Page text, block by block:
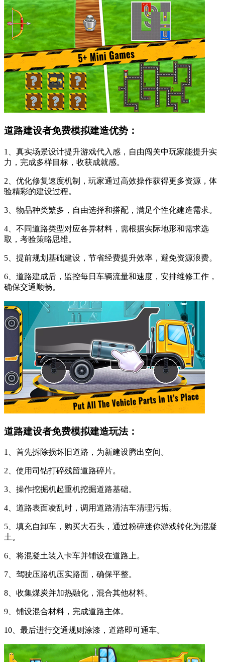
道路建设者免费模拟建造优势：
1、真实场景设计提升游戏代入感，自由闯关中玩家能提升实
力，完成多样目标，收获成就感。
2、优化修复速度机制，玩家通过高效操作获得更多资源，体
验精彩的建设过程。
3、物品种类繁多，自由选择和搭配，满足个性化建造需求。
4、不同道路类型对应各异材料，需根据实际地形和需求选
取，考验策略思维。
5、提前规划基础建设，节省经费提升效率，避免资源浪费。
6、道路建成后，监控每日车辆流量和速度，安排维修工作，
确保交通顺畅。
道路建设者免费模拟建造玩法：
1、首先拆除损坏旧道路，为新建设腾出空间。
2、使用司钻打碎残留道路碎片。
3、操作挖掘机起重机挖掘道路基础。
4、道路表面凌乱时，调用道路清洁车清理污垢。
5、填充自卸车，购买大石头，通过粉碎迷你游戏转化为混凝
土。
6、将混凝土装入卡车并铺设在道路上。
7、驾驶压路机压实路面，确保平整。
8、收集煤炭并加热融化，混合其他材料。
9、铺设混合材料，完成道路主体。
10、最后进行交通规则涂漆，道路即可通车。